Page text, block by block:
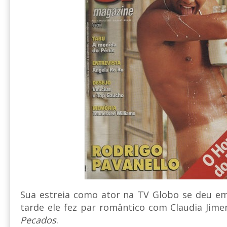
Sua estreia como ator na TV Globo se deu
tarde ele fez par romântico com Claudia
Pecados.